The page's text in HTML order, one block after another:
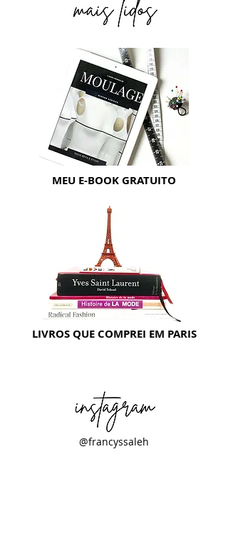
MEU E-BOOK GRATUITO
LIVROS QUE COMPREI EM PARIS
@francyssaleh